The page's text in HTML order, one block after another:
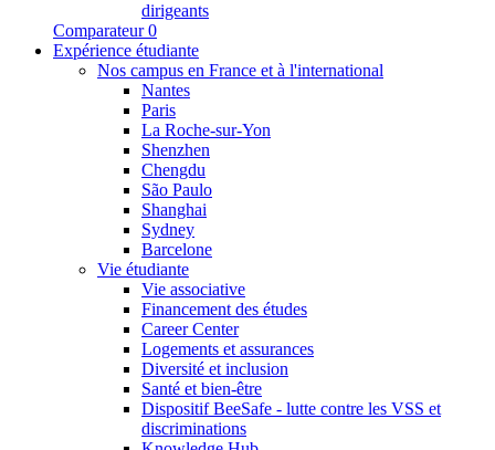
dirigeants
Comparateur 0
Expérience étudiante
Nos campus en France et à l'international
Nantes
Paris
La Roche-sur-Yon
Shenzhen
Chengdu
São Paulo
Shanghai
Sydney
Barcelone
Vie étudiante
Vie associative
Financement des études
Career Center
Logements et assurances
Diversité et inclusion
Santé et bien-être
Dispositif BeeSafe - lutte contre les VSS et
discriminations